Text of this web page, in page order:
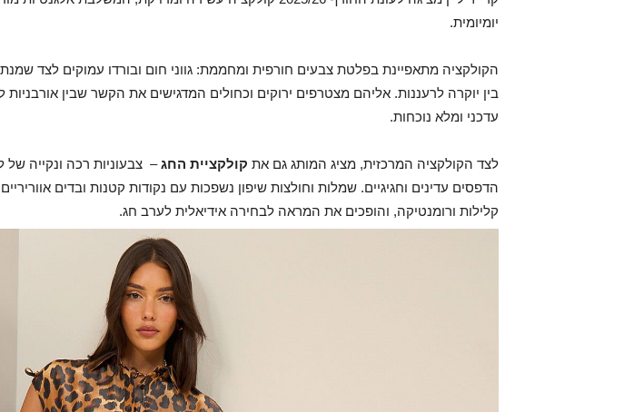
יומיומית.
הקולקציה מתאפיינת בפלטת צבעים חורפית ומחממת: גווני חום ובורדו עמוקים לצד שמנת
בין יוקרה לרעננות. אליהם מצטרפים ירוקים וכחולים המדגישים את הקשר שבין אורבניות
עדכני ומלא נוכחות.
לצד הקולקציה המרכזית, מציג המותג גם את קולקציית החג– צבעוניות רכה ונקייה של
הדפסים עדינים וחגיגיים. שמלות וחולצות שיפון נשפכות עם נקודות קטנות ובדים
קלילות ורומנטיקה, והופכים את המראה לבחירה אידיאלית לערב חג.